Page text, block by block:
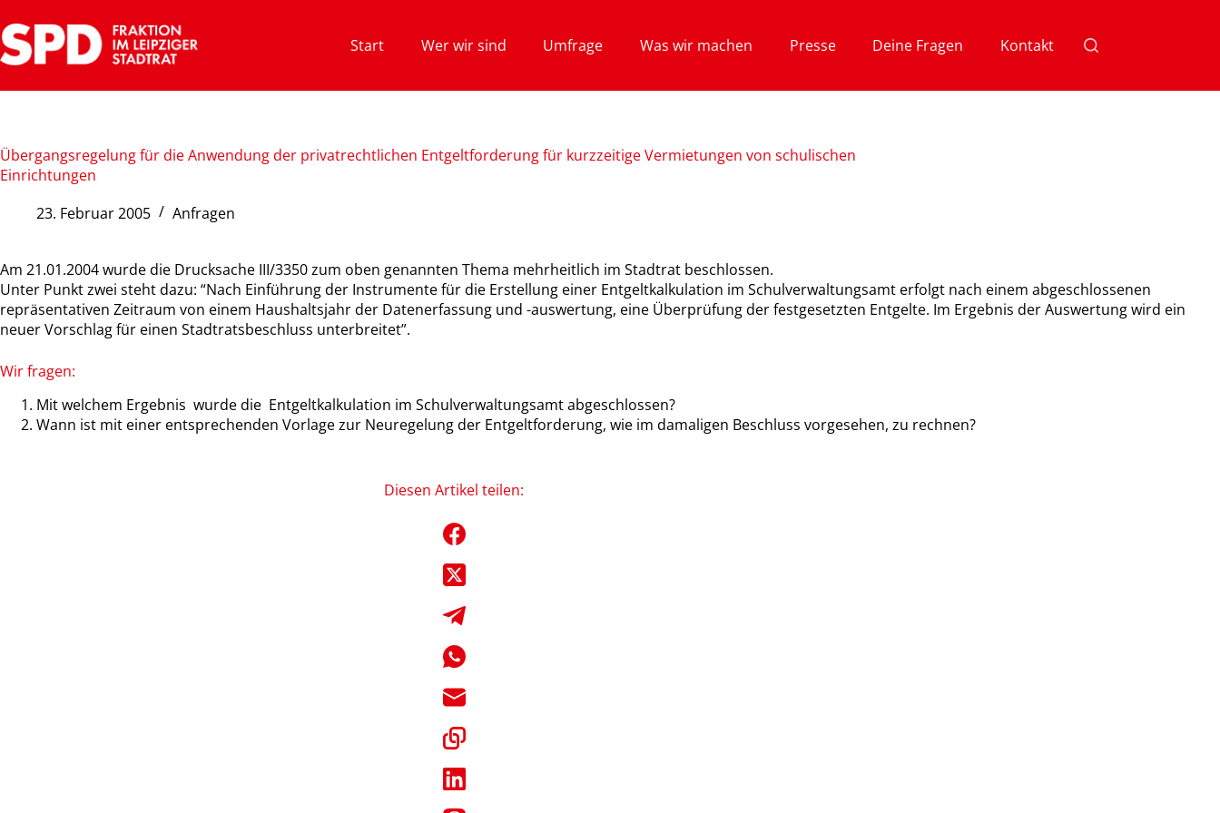
Inhalt
springen
Start Wer wir sind Umfrage Was wir machen Presse Deine Fragen Kontakt
Übergangsregelung für die Anwendung der privatrechtlichen Entgeltforderung für kurzzeitige Vermietungen von schulischen
Einrichtungen
23. Februar 2005
Anfragen
Am 21.01.2004 wurde die Drucksache III/3350 zum oben genannten Thema mehrheitlich im Stadtrat beschlossen.
Unter Punkt zwei steht dazu: “Nach Einführung der Instrumente für die Erstellung einer Entgeltkalkulation im Schulverwaltungsamt erfolgt nach einem abgeschlossenen
repräsentativen Zeitraum von einem Haushaltsjahr der Datenerfassung und -auswertung, eine Überprüfung der festgesetzten Entgelte. Im Ergebnis der Auswertung wird ein
neuer Vorschlag für einen Stadtratsbeschluss unterbreitet”.
Wir fragen:
Mit welchem Ergebnis wurde die Entgeltkalkulation im Schulverwaltungsamt abgeschlossen?
Wann ist mit einer entsprechenden Vorlage zur Neuregelung der Entgeltforderung, wie im damaligen Beschluss vorgesehen, zu rechnen?
Diesen Artikel teilen: